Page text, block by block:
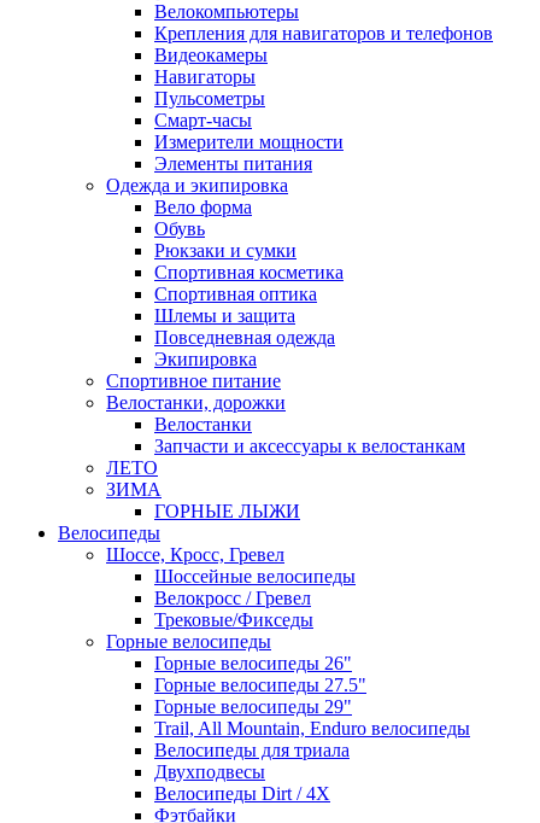
Велокомпьютеры
Крепления для навигаторов и телефонов
Видеокамеры
Навигаторы
Пульсометры
Смарт-часы
Измерители мощности
Элементы питания
Одежда и экипировка
Вело форма
Обувь
Рюкзаки и сумки
Спортивная косметика
Спортивная оптика
Шлемы и защита
Повседневная одежда
Экипировка
Спортивное питание
Велостанки, дорожки
Велостанки
Запчасти и аксессуары к велостанкам
ЛЕТО
ЗИМА
ГОРНЫЕ ЛЫЖИ
Велосипеды
Шоссе, Кросс, Гревел
Шоссейные велосипеды
Велокросс / Гревел
Трековые/Фикседы
Горные велосипеды
Горные велосипеды 26"
Горные велосипеды 27.5"
Горные велосипеды 29"
Trail, All Mountain, Enduro велосипеды
Велосипеды для триала
Двухподвесы
Велосипеды Dirt / 4X
Фэтбайки